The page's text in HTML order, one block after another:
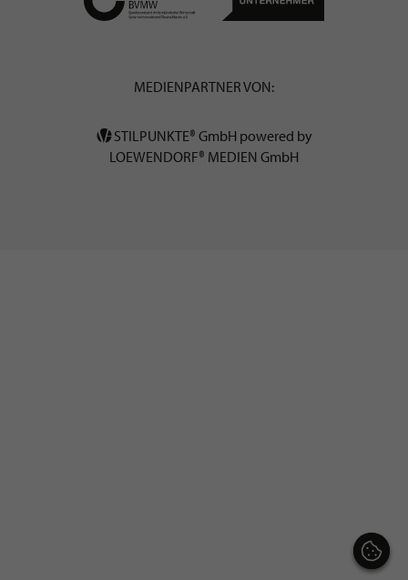
MEDIENPARTNER VON:
STILPUNKTE® GmbH powered by
LOEWENDORF® MEDIEN GmbH